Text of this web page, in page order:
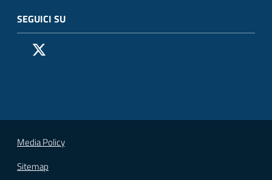
SEGUICI SU
Pagina Facebook del Comune di San Donato Milanese
Vai alla pagina
Media Policy
Sitemap